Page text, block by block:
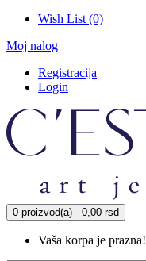
Wish List (0)
Moj nalog
Registracija
Login
0 proizvod(a) - 0,00 rsd
Vaša korpa je prazna!